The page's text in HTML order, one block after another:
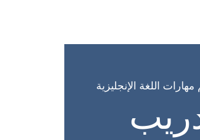
اللغة الإنجليزية